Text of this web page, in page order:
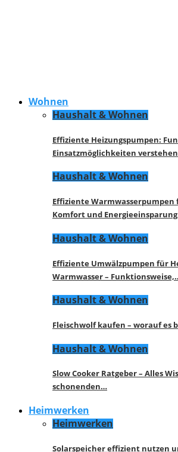
Wohnen
Haushalt & Wohnen
Effiziente Heizungspumpen:
Einsatzmöglichkeiten verstehen
Haushalt & Wohnen
Effiziente
Komfort und Energieeinsparung
Haushalt & Wohnen
Effiziente Umwälzpumpen für
Warmwasser –
Haushalt & Wohnen
Fleischwolf kaufen – worauf es
Haushalt & Wohnen
Slow Cooker Ratgeber – Alles
schonenden…
Heimwerken
Heimwerken
Solarspeicher effizient nutzen